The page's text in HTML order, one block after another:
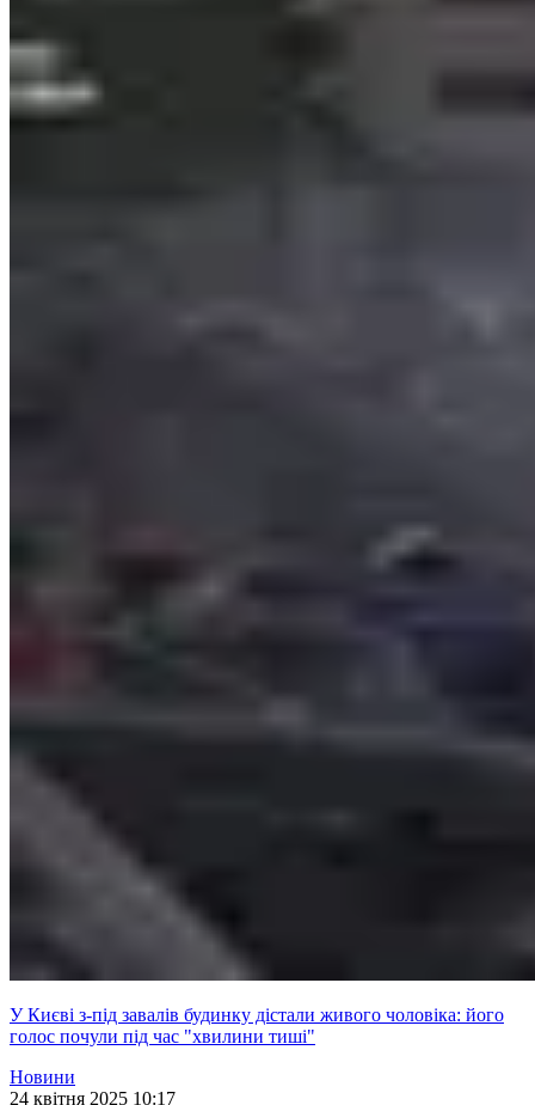
У Києві з-під завалів будинку дістали живого чоловіка: його
голос почули під час "хвилини тиші"
Новини
24 квітня 2025 10:17